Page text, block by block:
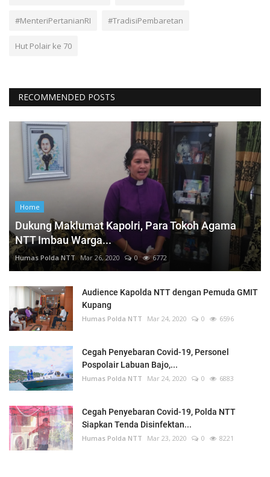
#MenteriPertanianRI #TradisiPembaretan
Hut Polair ke 70
RECOMMENDED POSTS
Home
Dukung Maklumat Kapolri, Para Tokoh Agama
NTT Imbau Warga...
Humas Polda NTT Mar 26, 2020 0 6772
Audience Kapolda NTT dengan Pemuda GMIT
Kupang
Humas Polda NTT Mar 24, 2020 0 6596
Cegah Penyebaran Covid-19, Personel
Pospolair Labuan Bajo,...
Humas Polda NTT Mar 24, 2020 0 6883
Cegah Penyebaran Covid-19, Polda NTT
Siapkan Tenda Disinfektan...
Humas Polda NTT Mar 23, 2020 0 8221